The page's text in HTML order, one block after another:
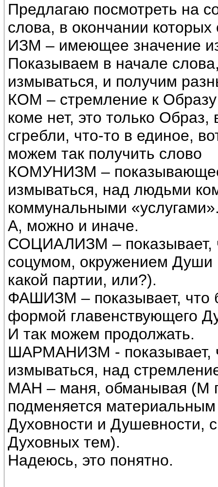
Предлагаю посмотреть на
слова, в окончании которых
ИЗМ – имеющее значение
Показываем в начале
измываться, и получим
КОМ – стремление к Образу
коме нет, это только
сгребли, что-то в единое,
можем так получить слово
КОМУНИЗМ –
измываться, над людьми
коммунальными
А, можно и иначе.
СОЦИАЛИЗМ – показывает,
соцумом, окружением
какой партии, или?).
ФАШИЗМ – показывает, что
формой главенствующего
И так можем продолжать.
ШАРМАНИЗМ - показывает,
измываться, над
МАН – маня, обманывая (М
подменяется
Духовности и Душевности,
Духовных тем).
Надеюсь, это понятно.